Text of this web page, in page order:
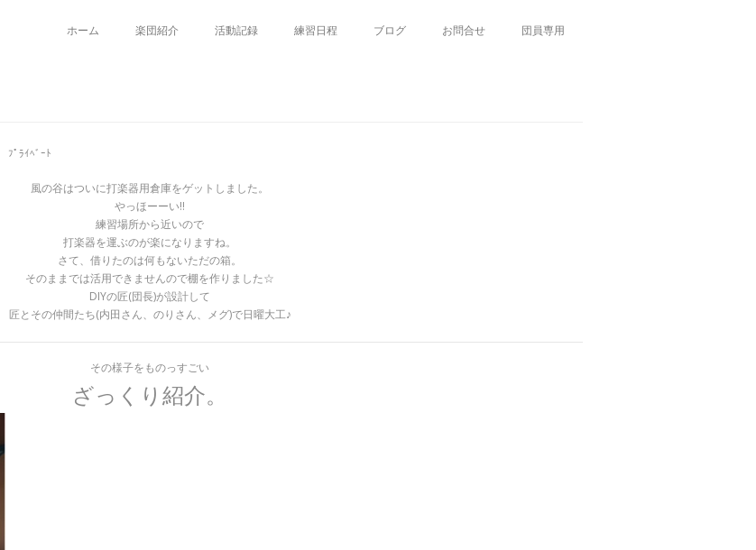
ホーム 楽団紹介 活動記録 練習日程 ブログ お問合せ 団員専用
ﾌﾟﾗｲﾍﾞｰﾄ
風の谷はついに打楽器用倉庫をゲットしました。
やっほーーい!!
練習場所から近いので
打楽器を運ぶのが楽になりますね。
さて、借りたのは何もないただの箱。
そのままでは活用できませんので棚を作りました☆
DIYの匠(団長)が設計して
匠とその仲間たち(内田さん、のりさん、メグ)で日曜大工♪
その様子をものっすごい
ざっくり紹介。